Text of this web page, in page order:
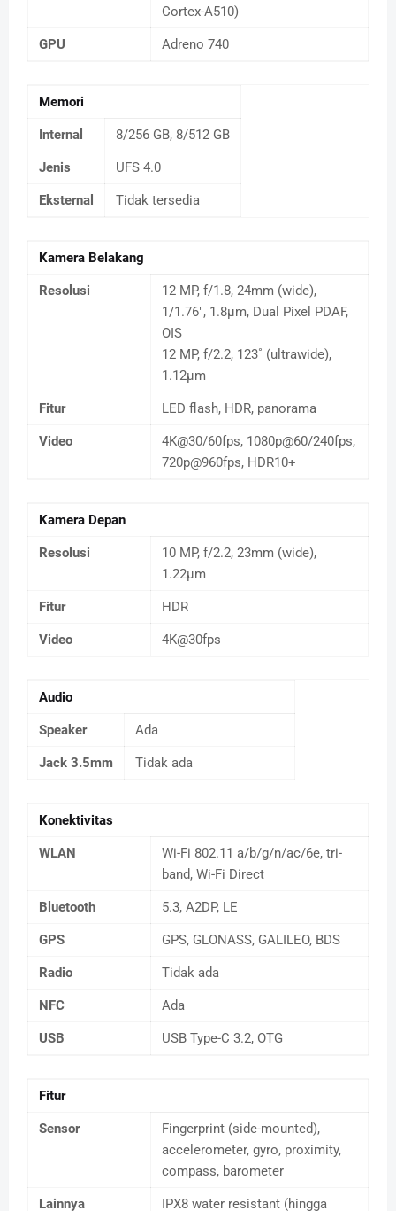
Cortex-A510)
GPU Adreno 740
Memori
Internal 8/256 GB, 8/512 GB
Jenis UFS 4.0
Eksternal Tidak tersedia
Kamera Belakang
Resolusi
12 MP, f/1.8, 24mm (wide),
1/1.76", 1.8µm, Dual Pixel PDAF,
OIS
12 MP, f/2.2, 123˚ (ultrawide),
1.12µm
Fitur LED flash, HDR, panorama
Video
4K@30/60fps, 1080p@60/240fps,
720p@960fps, HDR10+
Kamera Depan
Resolusi
10 MP, f/2.2, 23mm (wide),
1.22µm
Fitur HDR
Video 4K@30fps
Audio
Speaker Ada
Jack 3.5mm Tidak ada
Konektivitas
WLAN
Wi-Fi 802.11 a/b/g/n/ac/6e, tri-
band, Wi-Fi Direct
Bluetooth 5.3, A2DP, LE
GPS GPS, GLONASS, GALILEO, BDS
Radio Tidak ada
NFC Ada
USB USB Type-C 3.2, OTG
Fitur
Sensor
Fingerprint (side-mounted),
accelerometer, gyro, proximity,
compass, barometer
Lainnya IPX8 water resistant (hingga